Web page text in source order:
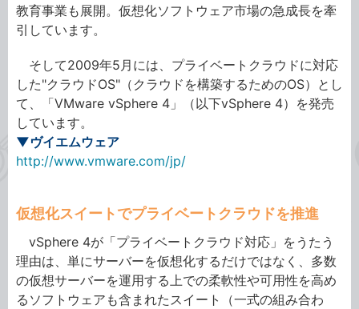
教育事業も展開。仮想化ソフトウェア市場の急成長を牽
引しています。
そして2009年5月には、プライベートクラウドに対応
した"クラウドOS"（クラウドを構築するためのOS）とし
て、「VMware vSphere 4」（以下vSphere 4）を発売
しています。
▼ヴイエムウェア
http://www.vmware.com/jp/
仮想化スイートでプライベートクラウドを推進
vSphere 4が「プライベートクラウド対応」をうたう
理由は、単にサーバーを仮想化するだけではなく、多数
の仮想サーバーを運用する上での柔軟性や可用性を高め
るソフトウェアも含まれたスイート（一式の組み合わ